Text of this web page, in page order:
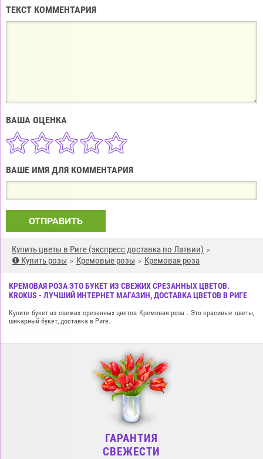
Купить цветы в Риге (экспресс доставка по Латвии)
❶ Купить розы
Кремовые розы Кремовая роза
КРЕМОВАЯ РОЗА ЭТО БУКЕТ ИЗ СВЕЖИХ СРЕЗАННЫХ ЦВЕТОВ.
KROKUS - ЛУЧШИЙ ИНТЕРНЕТ МАГАЗИН, ДОСТАВКА ЦВЕТОВ В РИГЕ
Купите букет из свежих срезанных цветов Кремовая роза . Это красивые цветы,
шикарный букет, доставка в Риге.
ТЕКСТ КОММЕНТАРИЯ
ВАША ОЦЕНКА
ВАШЕ ИМЯ ДЛЯ КОММЕНТАРИЯ
ОТПРАВИТЬ
ГАРАНТИЯ
СВЕЖЕСТИ